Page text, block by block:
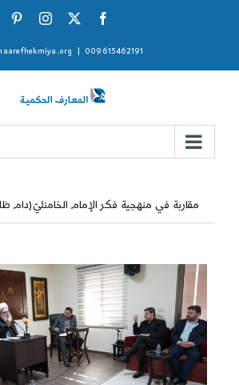
Facebook
X
009615462191
مقاربة في منهجية فكر الإمام الخامنئيّ(دام